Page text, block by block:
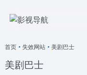
首页 • 失效网站 • 美剧巴士
美剧巴士